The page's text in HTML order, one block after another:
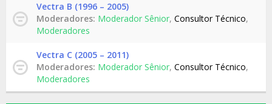
Vectra B (1996 – 2005)
Moderadores: Moderador Sênior, Consultor Técnico,
Moderadores
Vectra C (2005 – 2011)
Moderadores: Moderador Sênior, Consultor Técnico,
Moderadores